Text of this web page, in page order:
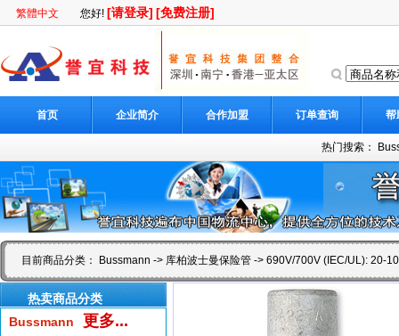
繁體中文 您好! [请登录] [免费注册]
首页 企业简介 合作加盟 订单查询 帮
热门搜索：
目前商品分类： Bussmann -> 库柏波士曼保险管 -> 690V/700V (IEC/UL): 20-
热卖商品分类
Bussmann
更多...